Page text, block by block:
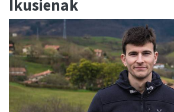
Ikusienak